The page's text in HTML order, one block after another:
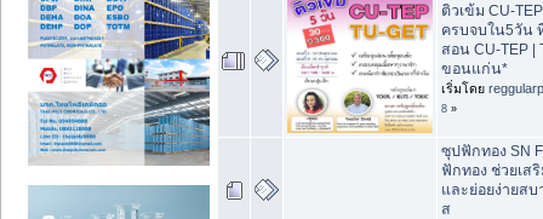
ติวเข้ม CU-
ครบจบใน5วัน
สอน CU-TEP |
ขอนแก่น*
เริ่มโดย
8 »
ซุปฟักทอง SN
ฟักทอง ช่วยเส
และย่อยง่ายสบ
ส